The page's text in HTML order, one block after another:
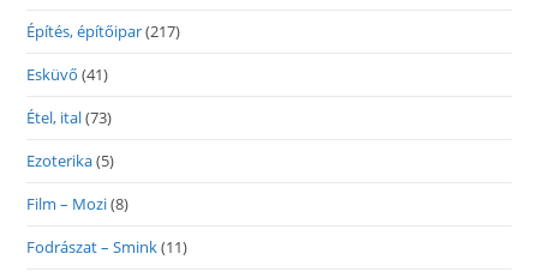
Építés, építőipar(217)
Esküvő (41)
Étel, ital(73)
Ezoterika(5)
Film – Mozi(8)
Fodrászat – Smink(11)